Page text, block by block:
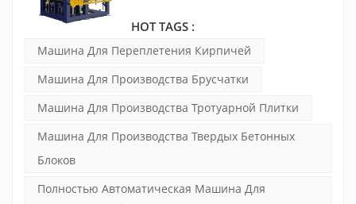
очень подходит для первых
HOT TAGS :
Машина Для Переплетения Кирпичей
Машина Для Производства Брусчатки
Машина Для Производства Тротуарной Плитки
Машина Для Производства Твердых Бетонных
Блоков
Полностью Автоматическая Машина Для